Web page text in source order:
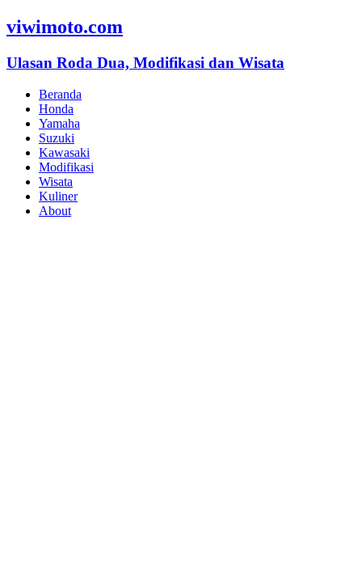
viwimoto.com
Ulasan Roda Dua, Modifikasi dan Wisata
Beranda
Honda
Yamaha
Suzuki
Kawasaki
Modifikasi
Wisata
Kuliner
About